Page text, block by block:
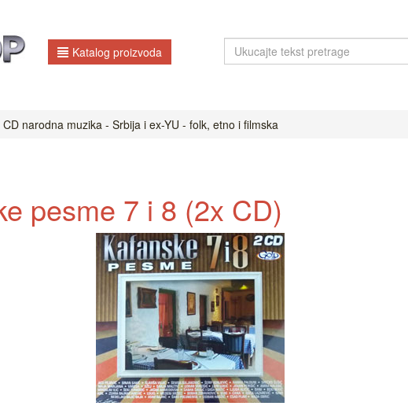
Katalog proizvoda
CD narodna muzika - Srbija i ex-YU - folk, etno i filmska
pesme 7 i 8 (2x CD)